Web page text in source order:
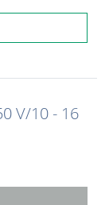
V/10 - 16